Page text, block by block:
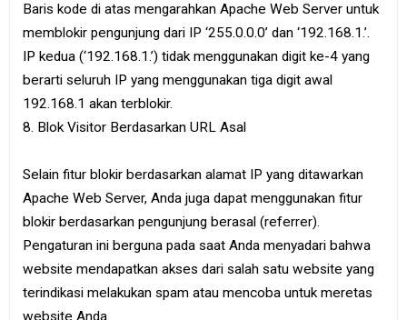
Baris kode di atas mengarahkan Apache Web Server untuk
memblokir pengunjung dari IP ‘255.0.0.0’ dan ‘192.168.1.’.
IP kedua (‘192.168.1.’) tidak menggunakan digit ke-4 yang
berarti seluruh IP yang menggunakan tiga digit awal
192.168.1 akan terblokir.
8. Blok Visitor Berdasarkan URL Asal
Selain fitur blokir berdasarkan alamat IP yang ditawarkan
Apache Web Server, Anda juga dapat menggunakan fitur
blokir berdasarkan pengunjung berasal (referrer).
Pengaturan ini berguna pada saat Anda menyadari bahwa
website mendapatkan akses dari salah satu website yang
terindikasi melakukan spam atau mencoba untuk meretas
website Anda.